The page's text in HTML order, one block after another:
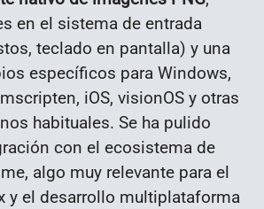
en el sistema de entrada
teclado en pantalla) y una
específicos para Windows,
iOS, visionOS y otras
habituales. Se ha pulido
con el ecosistema de
algo muy relevante para el
y el desarrollo multiplataforma